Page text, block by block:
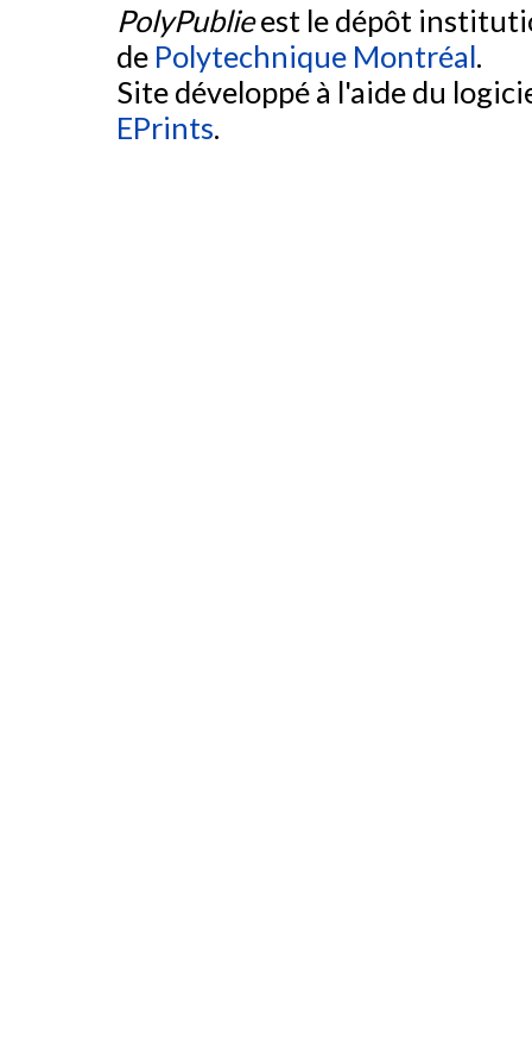
PolyPublieest le dépôt
de Polytechnique Montréal.
Site développé à l'aide du
EPrints.